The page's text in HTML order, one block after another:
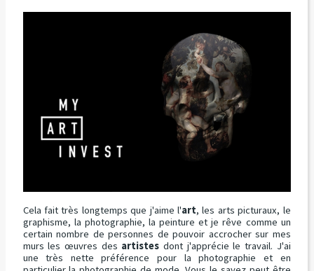
Cela fait très longtemps que j'aime l'art, les arts picturaux, le
graphisme, la photographie, la peinture et je rêve comme un
certain nombre de personnes de pouvoir accrocher sur mes
murs les œuvres des artistes dont j'apprécie le travail. J'ai
une très nette préférence pour la photographie et en